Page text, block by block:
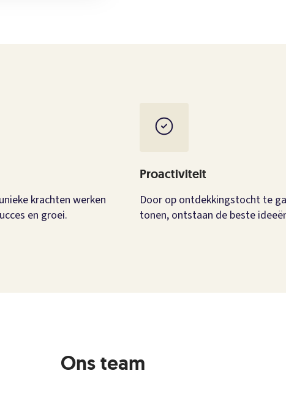
krachten werken
en groei.
Proactiviteit
Door op ontdekkingstocht te
tonen, ontstaan de beste
Ons team